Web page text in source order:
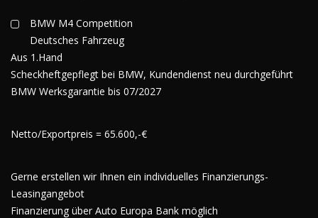
BMW M4 Competition
Deutsches Fahrzeug
Aus 1.Hand
Scheckheftgepflegt bei BMW, Kundendienst neu durchgeführt
BMW Werksgarantie bis 07/2027
Netto/Exportpreis = 65.600,-€
Gerne erstellen wir Ihnen ein individuelles Finanzierungs-
Leasingangebot
Finanzierung über Auto Europa Bank möglich